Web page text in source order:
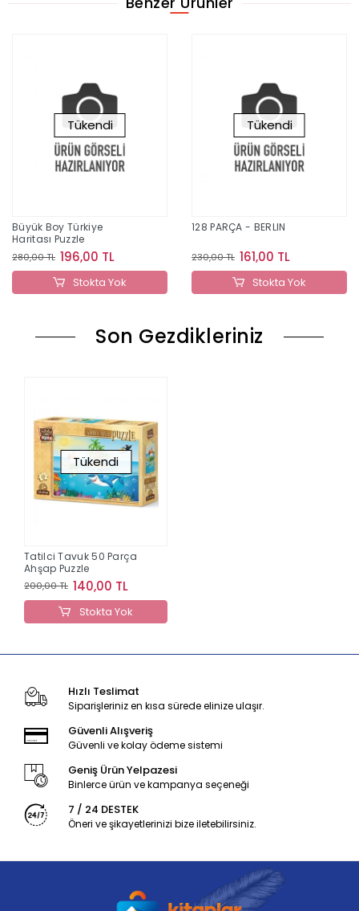
128 PARÇA - BERLIN
230,00 TL
Çiftlik
380,00 TL
Son Gezdikleriniz
Tükendi
Tatilci Tavuk 50 Parça
Ahşap Puzzle
200,00 TL 140,00 TL
Stokta Yok
Hızlı Teslimat
Siparişleriniz en kısa sürede elinize ulaşır.
Güvenli Alışveriş
Güvenli ve kolay ödeme sistemi
Geniş Ürün Yelpazesi
Binlerce ürün ve kampanya seçeneği
7 / 24 DESTEK
Öneri ve şikayetlerinizi bize iletebilirsiniz.